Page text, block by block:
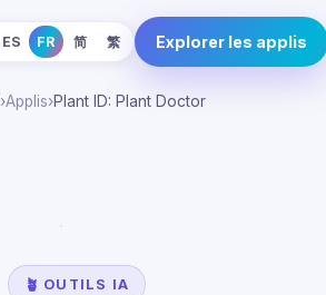
ES FR 简 繁 Explorer les applis
›Applis›Plant ID: Plant Doctor
🪴 OUTILS IA